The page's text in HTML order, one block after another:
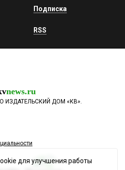
Подписка
RSS
news.ru
ИЗДАТЕЛЬСКИЙ ДОМ «КВ».
для улучшения работы